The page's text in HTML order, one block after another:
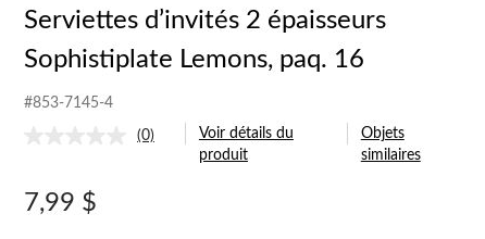
Serviettes d’invités 2 épaisseurs
Sophistiplate Lemons, paq. 16
#853-7145-4
Aucune
(0)
Voir détails du
produit
Objets
similaires
7,99 $